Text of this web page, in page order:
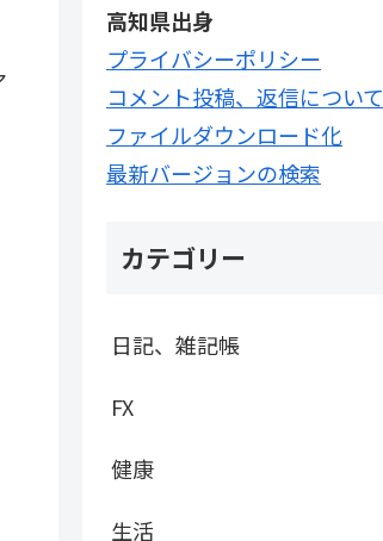
高知県出身
プライバシーポリシー
コメント投稿、返信について
ファイルダウンロード化
最新バージョンの検索
カテゴリー
日記、雑記帳
FX
健康
生活